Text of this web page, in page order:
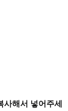
해서 넣어주세